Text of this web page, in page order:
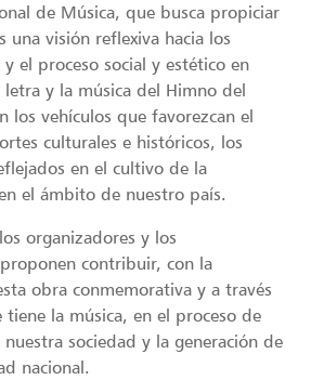
de Música, que busca propiciar
una visión reflexiva hacia los
el proceso social y estético en
y la música del Himno del
los vehículos que favorezcan el
culturales e históricos, los
en el cultivo de la
el ámbito de nuestro país.
organizadores y los
contribuir, con la
obra conmemorativa y a través
la música, en el proceso de
sociedad y la generación de
nacional.